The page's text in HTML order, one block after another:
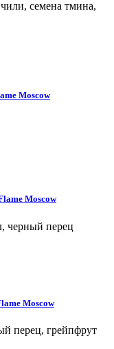
семена тмина,
Moscow
Moscow
черный перец
Moscow
перец, грейпфрут